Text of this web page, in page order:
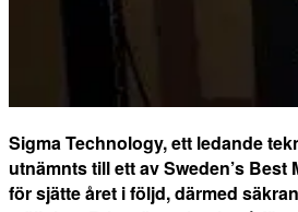
Sigma Technology, ett ledande
utnämnts till ett av Sweden’s Best
för sjätte året i följd, därmed